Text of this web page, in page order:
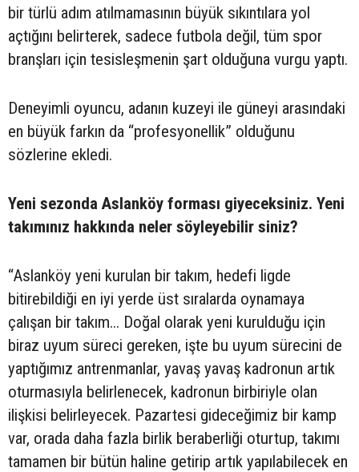
bir türlü adım atılmamasının büyük sıkıntılara yol
açtığını belirterek, sadece futbola değil, tüm spor
branşları için tesisleşmenin şart olduğuna vurgu yaptı.
Deneyimli oyuncu, adanın kuzeyi ile güneyi arasındaki
en büyük farkın da “profesyonellik” olduğunu
sözlerine ekledi.
Yeni sezonda Aslanköy forması giyeceksiniz. Yeni
takımınız hakkında neler söyleyebilir siniz?
“Aslanköy yeni kurulan bir takım, hedefi ligde
bitirebildiği en iyi yerde üst sıralarda oynamaya
çalışan bir takım... Doğal olarak yeni kurulduğu için
biraz uyum süreci gereken, işte bu uyum sürecini de
yaptığımız antrenmanlar, yavaş yavaş kadronun artık
oturmasıyla belirlenecek, kadronun birbiriyle olan
ilişkisi belirleyecek. Pazartesi gideceğimiz bir kamp
var, orada daha fazla birlik beraberliği oturtup, takımı
tamamen bir bütün haline getirip artık yapılabilecek en